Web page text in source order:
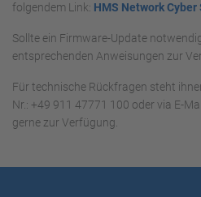
folgendem Link: HMS Network
Sollte ein Firmware-Update
entsprechenden Anweisungen zur
Für technische Rückfragen steht
Nr.: +49 911 47771 100 oder via E-
gerne zur Verfügung.